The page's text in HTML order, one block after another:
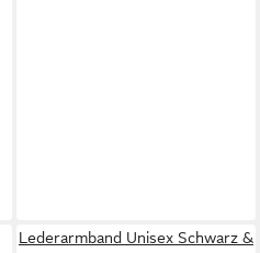
Lederarmband Unisex Schwarz &